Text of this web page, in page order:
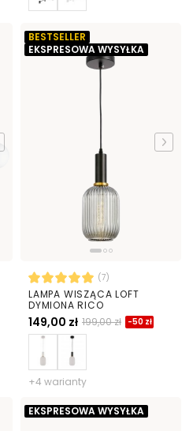
BESTSELLER
EKSPRESOWA WYSYŁKA
(7)
LAMPA WISZĄCA LOFT
DYMIONA RICO
149,00 zł 199,00 zł -50 zł
+4 warianty
EKSPRESOWA WYSYŁKA